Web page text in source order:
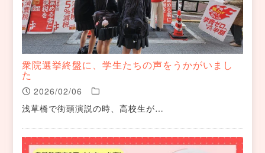
衆院選挙終盤に、学生たちの声をうかがいまし
た
2026/02/06
浅草橋で街頭演説の時、高校生が…